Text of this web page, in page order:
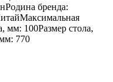
бренда:
мм: 100Размер стола,
770